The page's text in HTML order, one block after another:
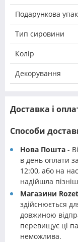
Подарункова
Тип сировини
Колір
Декорування
Доставка і
Способи
Нова Пошта -
в день оплати
12:00, або на
надійшла
Магазини
здійснюється
довжиною
перевищує ці
неможлива.